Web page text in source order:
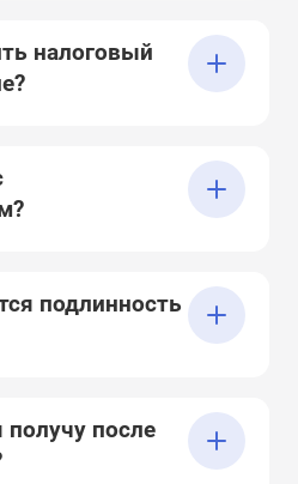
налоговый
подлинность
после